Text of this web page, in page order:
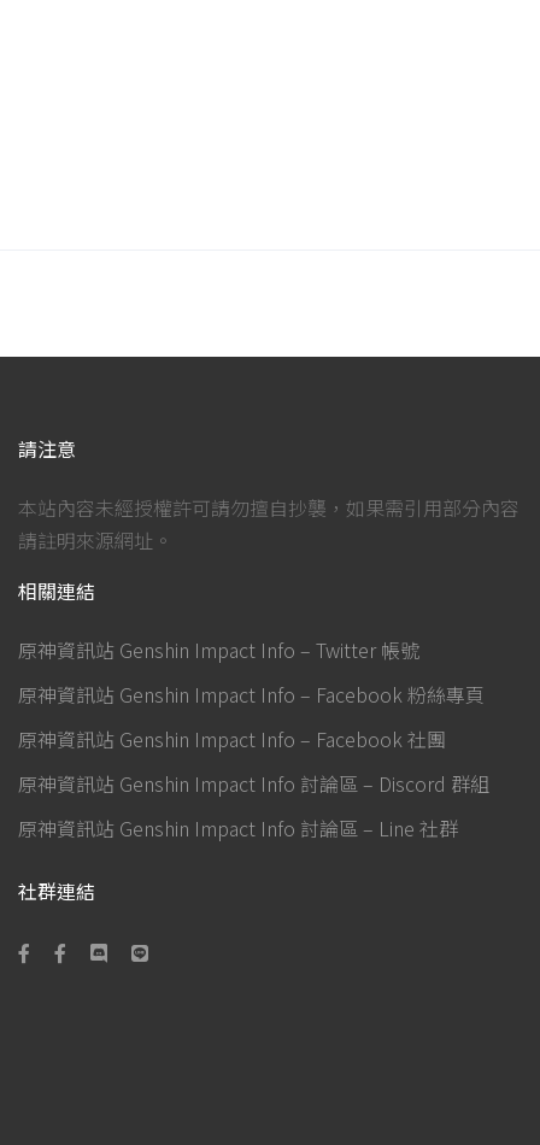
請注意
本站內容未經授權許可請勿擅自抄襲，如果需引用部分內容
請註明來源網址。
相關連結
原神資訊站 Genshin Impact Info – Twitter 帳號
原神資訊站 Genshin Impact Info – Facebook 粉絲專頁
原神資訊站 Genshin Impact Info – Facebook 社團
原神資訊站 Genshin Impact Info 討論區 – Discord 群組
原神資訊站 Genshin Impact Info 討論區 – Line 社群
社群連結